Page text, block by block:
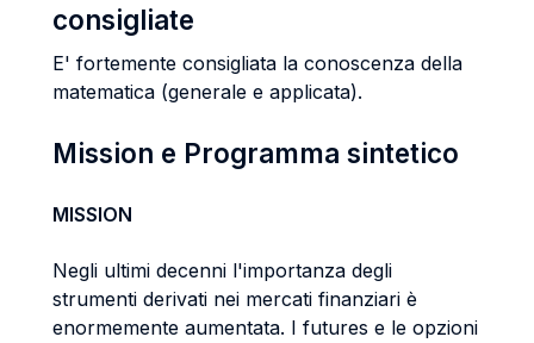
consigliate
E' fortemente consigliata la conoscenza della
matematica (generale e applicata).
Mission e Programma sintetico
MISSION
Negli ultimi decenni l'importanza degli
strumenti derivati nei mercati finanziari è
enormemente aumentata. I futures e le opzioni